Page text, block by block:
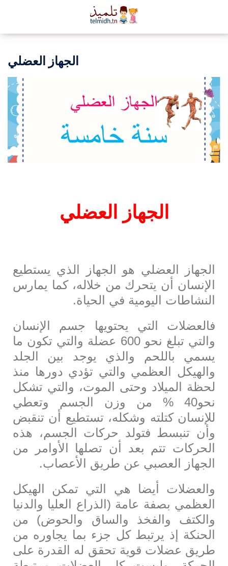
الجهاز العضلي
الجهاز العضلي
الجهاز العضلي هو الجهاز الذي يستطيع
الإنسان أن يتحرك من خلاله، كما يمارس
النشاطات اليومية في الحياة.
فالعضلات التي يحتويها جسم الإنسان
والتي تبلغ نحو 600 عضلة والتي تكون ما
يسمي باللحم والذي يوجد بين الجلد
والهيكل العظمي والتي تؤدي دورها منذ
لحظة الميلاد وحتى الموت، والتي تشكل
نحو40 % من وزن الجسم وتعطي
للإنسان كتلته وشكله، تستطيع أن تنقبض
وأن تنبسط فتولد حركات الجسم، هذه
الحركات تتم بعد أن تصلها الأوامر من
الجهاز العصبي عن طريق الأعصاب.
والعضلات أيضا هي التي تمكن الهيكل
العظمي بصفة عامة (الذراع العليا والدنيا
والكتف والفخذ والساق والحوض) من
الحنكة إذ يرتبط كل جزء بما يجاوره من
طريق عضلات قوية تحقق له القدرة على